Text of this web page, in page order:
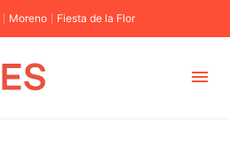
Moreno Fiesta de la Flor